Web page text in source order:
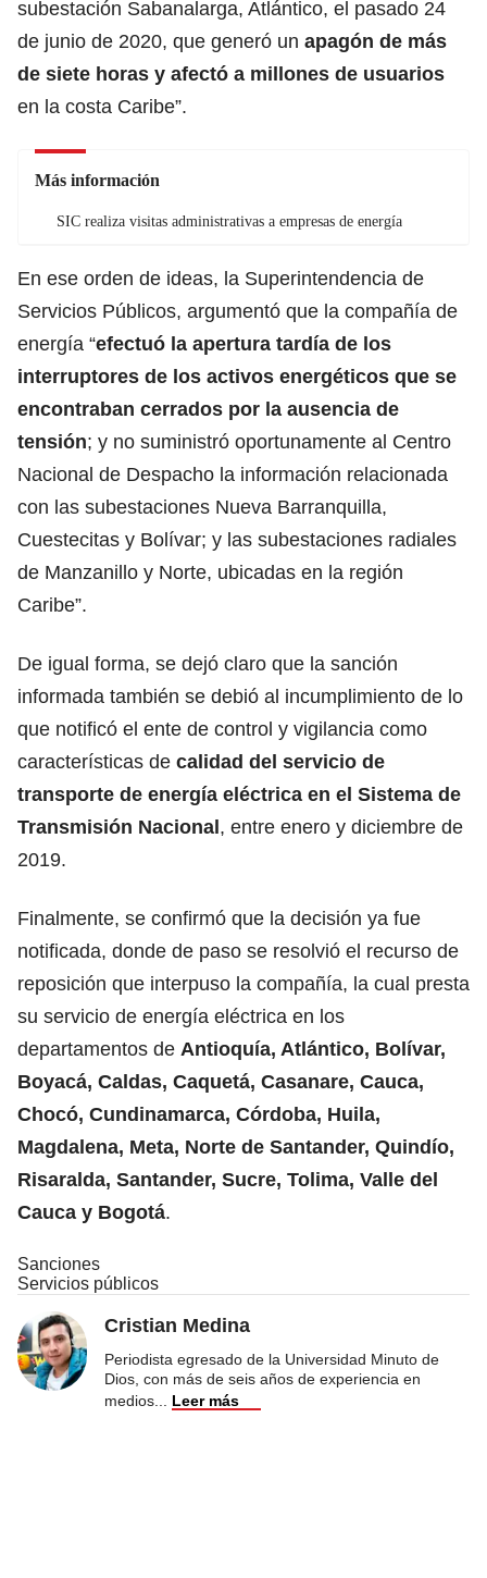
subestación Sabanalarga, Atlántico, el pasado 24
de junio de 2020, que generó un apagón de más
de siete horas y afectó a millones de usuarios
en la costa Caribe”.
Más información
SIC realiza visitas administrativas a empresas de energía
En ese orden de ideas, la Superintendencia de
Servicios Públicos, argumentó que la compañía de
energía “efectuó la apertura tardía de los
interruptores de los activos energéticos que se
encontraban cerrados por la ausencia de
tensión; y no suministró oportunamente al Centro
Nacional de Despacho la información relacionada
con las subestaciones Nueva Barranquilla,
Cuestecitas y Bolívar; y las subestaciones radiales
de Manzanillo y Norte, ubicadas en la región
Caribe”.
De igual forma, se dejó claro que la sanción
informada también se debió al incumplimiento de lo
que notificó el ente de control y vigilancia como
características de calidad del servicio de
transporte de energía eléctrica en el Sistema de
Transmisión Nacional, entre enero y diciembre de
2019.
Finalmente, se confirmó que la decisión ya fue
notificada, donde de paso se resolvió el recurso de
reposición que interpuso la compañía, la cual presta
su servicio de energía eléctrica en los
departamentos de Antioquía, Atlántico, Bolívar,
Boyacá, Caldas, Caquetá, Casanare, Cauca,
Chocó, Cundinamarca, Córdoba, Huila,
Magdalena, Meta, Norte de Santander, Quindío,
Risaralda, Santander, Sucre, Tolima, Valle del
Cauca y Bogotá.
Sanciones
Servicios públicos
Cristian Medina
Periodista egresado de la Universidad Minuto de
Dios, con más de seis años de experiencia en
medios
Leer más